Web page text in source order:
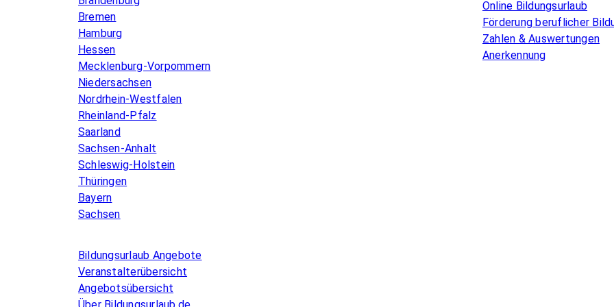
Bremen
Hamburg
Hessen
Mecklenburg-Vorpommern
Niedersachsen
Nordrhein-Westfalen
Rheinland-Pfalz
Saarland
Sachsen-Anhalt
Schleswig-Holstein
Thüringen
Bayern
Sachsen
Online Bildungsurlaub
Förderung beruflicher
Zahlen & Auswertungen
Anerkennung
Bildungsurlaub Angebote
Veranstalterübersicht
Angebotsübersicht